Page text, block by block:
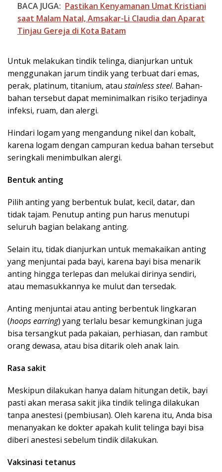
BACA JUGA: Pastikan Kenyamanan Umat Kristiani
saat Malam Natal, Amsakar-Li Claudia dan Aparat
Tinjau Gereja di Kota Batam
Untuk melakukan tindik telinga, dianjurkan untuk
menggunakan jarum tindik yang terbuat dari emas,
perak, platinum, titanium, atau stainless steel. Bahan-
bahan tersebut dapat meminimalkan risiko terjadinya
infeksi, ruam, dan alergi.
Hindari logam yang mengandung nikel dan kobalt,
karena logam dengan campuran kedua bahan tersebut
seringkali menimbulkan alergi.
Bentuk anting
Pilih anting yang berbentuk bulat, kecil, datar, dan
tidak tajam. Penutup anting pun harus menutupi
seluruh bagian belakang anting.
Selain itu, tidak dianjurkan untuk memakaikan anting
yang menjuntai pada bayi, karena bayi bisa menarik
anting hingga terlepas dan melukai dirinya sendiri,
atau memasukkannya ke mulut dan tersedak.
Anting menjuntai atau anting berbentuk lingkaran
(hoops earring) yang terlalu besar kemungkinan juga
bisa tersangkut pada pakaian, perhiasan, dan rambut
orang dewasa, atau bisa ditarik oleh anak lain.
Rasa sakit
Meskipun dilakukan hanya dalam hitungan detik, bayi
pasti akan merasa sakit jika tindik telinga dilakukan
tanpa anestesi (pembiusan). Oleh karena itu, Anda bisa
menanyakan ke dokter apakah kulit telinga bayi bisa
diberi anestesi sebelum tindik dilakukan.
Vaksinasi tetanus